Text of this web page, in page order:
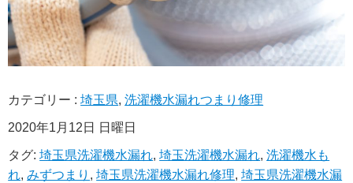
カテゴリー :埼玉県,洗濯機水漏れつまり修理
2020年1月12日 日曜日
タグ:埼玉県洗濯機水漏れ,埼玉洗濯機水漏れ,洗濯機水も
れ,みずつまり ,埼玉県洗濯機水漏れ修理,埼玉県洗濯機水漏